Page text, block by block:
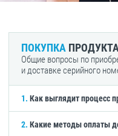
ПОКУПКА ПРОДУКТА
Общие вопросы по
и доставке серийного
1. Как выглядит процесс
2. Какие методы оплаты